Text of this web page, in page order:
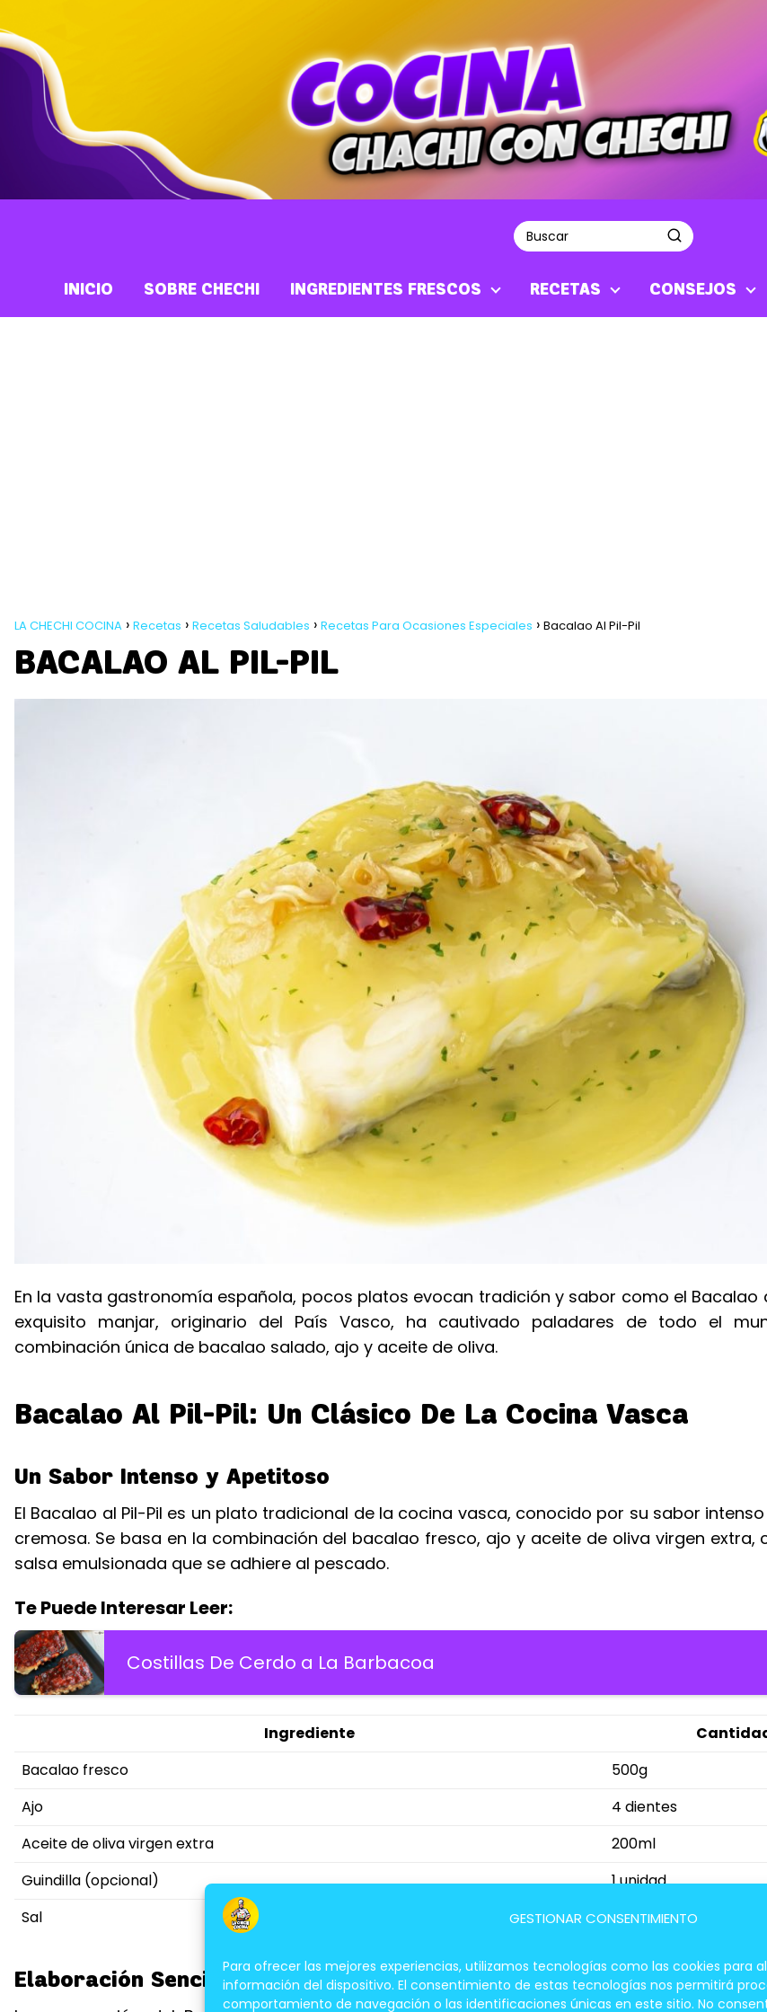
GESTIONAR CONSENTIMIENTO
Para ofrecer las mejores experiencias, utilizamos tecnologías como las cookies para
información del dispositivo. El consentimiento de estas tecnologías nos permitirá
comportamiento de navegación o las identificaciones únicas en este sitio. No
INICIO SOBRE CHECHI INGREDIENTES FRESCOS RECETAS CONSEJOS
LA CHECHI COCINA Recetas Recetas Saludables Recetas Para Ocasiones Especiales Bacalao Al Pil-Pil
BACALAO AL PIL-PIL
En la vasta gastronomía española, pocos platos evocan tradición y sabor como el Bacalao
exquisito manjar, originario del País Vasco, ha cautivado paladares de todo el
combinación única de bacalao salado, ajo y aceite de oliva.
Bacalao Al Pil-Pil: Un Clásico De La Cocina Vasca
Un Sabor Intenso y Apetitoso
El Bacalao al Pil-Pil es un plato tradicional de la cocina vasca, conocido por su sabor
cremosa. Se basa en la combinación del bacalao fresco, ajo y aceite de oliva virgen extra,
salsa emulsionada que se adhiere al pescado.
Te Puede Interesar Leer:
Costillas De Cerdo a La Barbacoa
Ingrediente
Bacalao fresco
500g
Ajo
4 dientes
Aceite de oliva virgen extra
200ml
Guindilla (opcional)
1 unidad
Sal
Al gusto
Elaboración Sencilla Para Un Plato Delicioso